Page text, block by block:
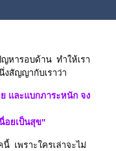
หารอบด้าน  ทำให้เรา
สัญญากับเราว่า
และแบกภาระหนัก จง
อยเป็นสุข"
เพราะใครเล่าจะไม่